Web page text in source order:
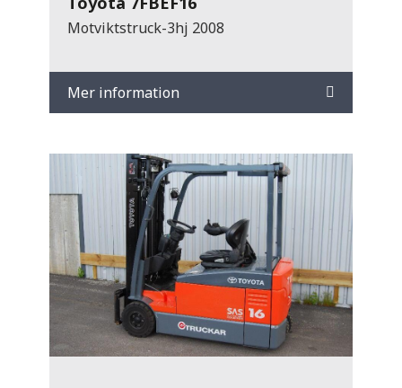
Motviktstruck-3hj 2008
Mer information